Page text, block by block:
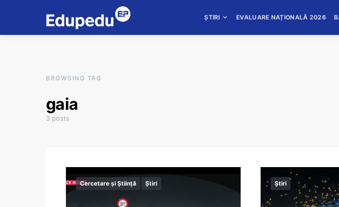
ȘTIRI EVALUARE NAȚIONALĂ 2026
BROWSING TAG
gaia
3 posts
Cercetare și Știință Știri Știri